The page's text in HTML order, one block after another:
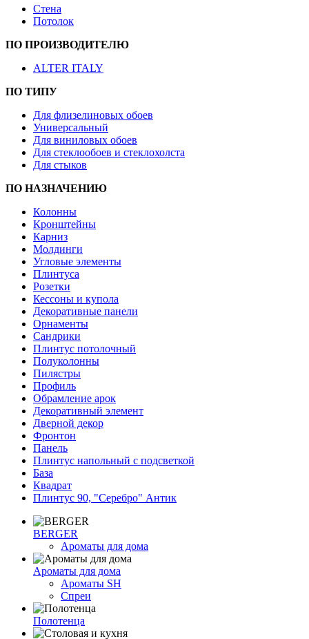
Стена
Потолок
ПО ПРОИЗВОДИТЕЛЮ
ALTER ITALY
ПО ТИПУ
Для флизелиновых обоев
Универсальный
Для виниловых обоев
Для стеклообоев и стеклохолста
Для стыков
ПО НАЗНАЧЕНИЮ
Колонны
Кронштейны
Карниз
Молдинги
Угловые элементы
Плинтуса
Розетки
Кессоны и купола
Декоративные панели
Орнаменты
Сандрики
Плинтус потолочный
Полуколонны
Пилястры
Профиль
Обрамление арок
Декоративный элемент
Дверной декор
Фронтон
Панель
Плинтус напольный с подсветкой
База
Квадрат
Плинтус 90, "Серебро" Антик
BERGER
Ароматы для дома
Ароматы для дома
Ароматы SH
Спреи
Полотенца